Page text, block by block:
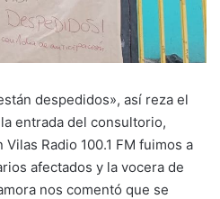
despedidos», así reza el
entrada del consultorio,
Radio 100.1 FM fuimos a
afectados y la vocera de
nos comentó que se